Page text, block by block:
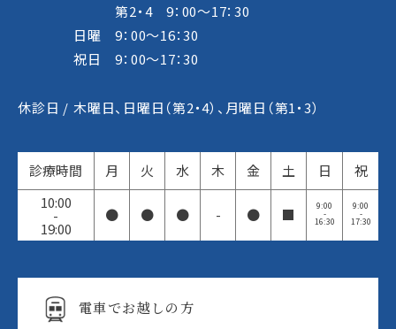
第2・4 9：00～17：30
日曜 9：00～16：30
祝日 9：00～17：30
休診日 / 木曜日、日曜日（第2・4）、月曜日（第1・3）
診療時間 月 火 水 木 金 土 日
祝
10:00
-
19:00
● ● ● - ● ■ 9:00
-
16:30
9:00
-
17:30
電車でお越しの方